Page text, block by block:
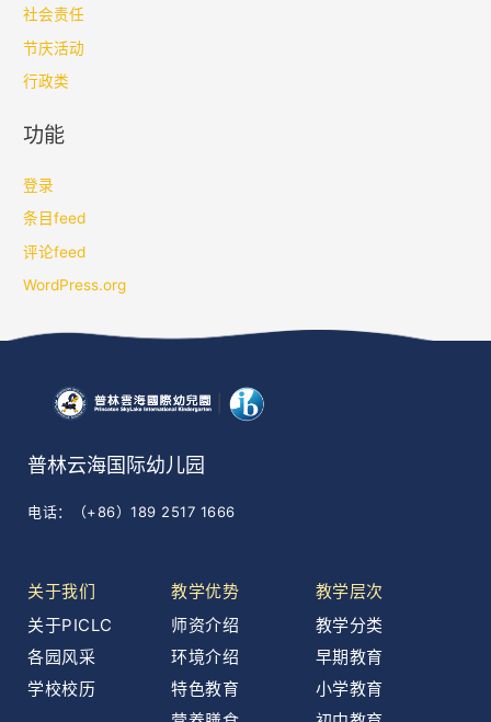
社会责任
节庆活动
行政类
功能
登录
条目feed
评论feed
WordPress.org
普林云海国际幼儿园
电话：（+86）189 2517 1666
关于我们
关于PICLC
各园风采
学校校历
教学优势
师资介绍
环境介绍
特色教育
教学层次
教学分类
早期教育
小学教育